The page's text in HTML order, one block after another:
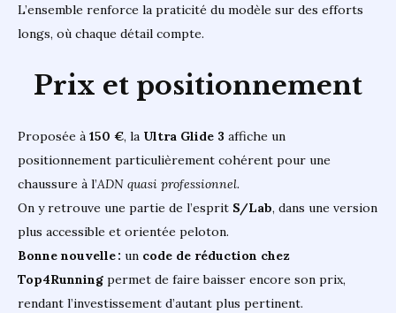
L’ensemble renforce la praticité du modèle sur des efforts
longs, où chaque détail compte.
Prix et positionnement
Proposée à 150 €, la Ultra Glide 3 affiche un
positionnement particulièrement cohérent pour une
chaussure à l’ADN quasi professionnel.
On y retrouve une partie de l’esprit S/Lab, dans une version
plus accessible et orientée peloton.
Bonne nouvelle : un code de réduction chez
Top4Running permet de faire baisser encore son prix,
rendant l’investissement d’autant plus pertinent.